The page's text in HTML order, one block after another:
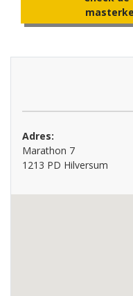
Adres:
Marathon 7
1213 PD Hilversum